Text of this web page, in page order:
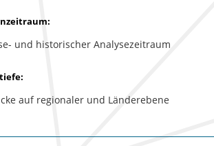
und historischer Analysezeitraum
auf regionaler und Länderebene